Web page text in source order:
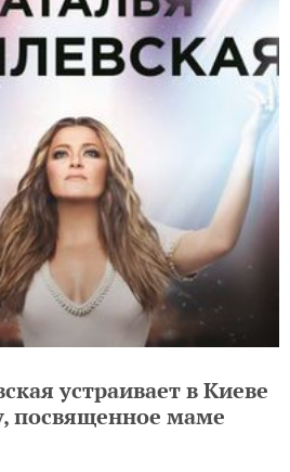
устраивает в Киеве
посвященное маме